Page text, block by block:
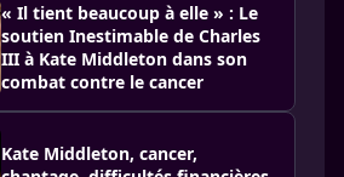
« Il tient beaucoup à elle » : Le
soutien Inestimable de Charles
III à Kate Middleton dans son
combat contre le cancer
Kate Middleton, cancer,